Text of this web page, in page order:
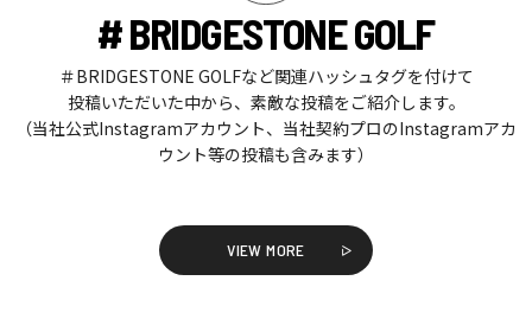
# BRIDGESTONE GOLF
＃BRIDGESTONE GOLFなど関連ハッシュタグを付けて
投稿いただいた中から、素敵な投稿をご紹介します。
（当社公式Instagramアカウント、当社契約プロのInstagramアカ
ウント等の投稿も含みます）
VIEW MORE